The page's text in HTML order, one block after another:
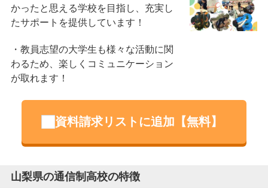
かったと思える学校を目指し、充実し
たサポートを提供しています！
教員志望の大学生も様々な活動に関
わるため、楽しくコミュニケーション
が取れます！
資料請求リストに追加【無料】
山梨県の通信制高校の特徴